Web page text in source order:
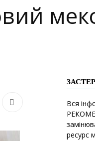
Вся
ресурс